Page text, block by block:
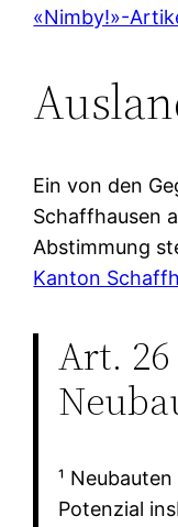
«Nimby!»-
Ein von den
Schaffhausen
Abstimmung
Kanton
Art.
¹
Potenzial